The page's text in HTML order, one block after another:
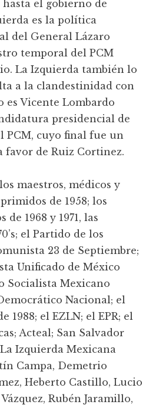
el gobierno de
es la política
del General Lázaro
temporal del PCM
La Izquierda también lo
a la clandestinidad con
es Vicente Lombardo
presidencial de
PCM, cuyo final fue un
favor de Ruiz Cortinez.
maestros, médicos y
de 1958; los
de 1968 y 1971, las
el Partido de los
23 de Septiembre;
Unificado de México
Socialista Mexicano
Nacional; el
1988; el EZLN; el EPR; el
Acteal; San Salvador
Izquierda Mexicana
Campa, Demetrio
Heberto Castillo, Lucio
Rubén Jaramillo,